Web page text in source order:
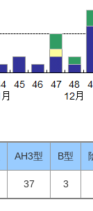
AH3型 B型
37 3